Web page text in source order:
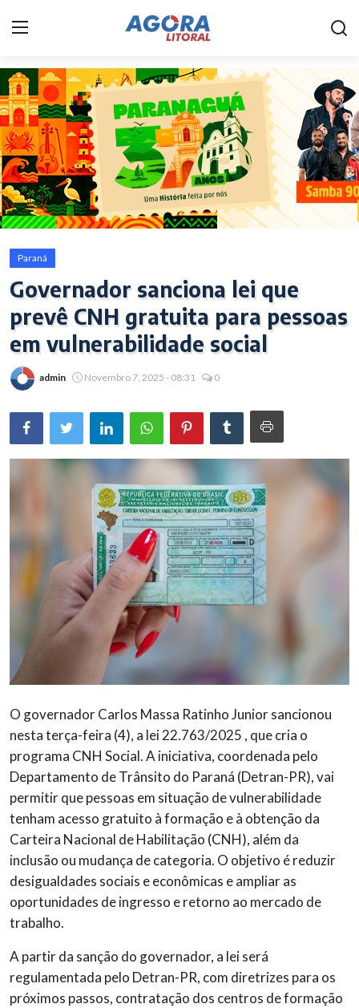
Home
Litoral
Paranaguá
Saúde
Acidente
Paraná
Policial
Brasil
Paraná
Governador sanciona lei que
prevê CNH gratuita para pessoas
em vulnerabilidade social
admin Novembro 7, 2025 - 08:31 0
O governador Carlos Massa Ratinho Junior sancionou
nesta terça-feira (4), a lei 22.763/2025 , que cria o
programa CNH Social. A iniciativa, coordenada pelo
Departamento de Trânsito do Paraná (Detran-PR), vai
permitir que pessoas em situação de vulnerabilidade
tenham acesso gratuito à formação e à obtenção da
Carteira Nacional de Habilitação (CNH), além da
inclusão ou mudança de categoria. O objetivo é reduzir
desigualdades sociais e econômicas e ampliar as
oportunidades de ingresso e retorno ao mercado de
trabalho.
A partir da sanção do governador, a lei será
regulamentada pelo Detran-PR, com diretrizes para os
próximos passos, contratação dos centros de formação